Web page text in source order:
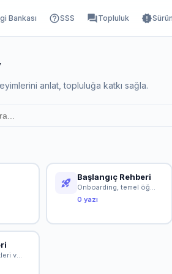
Bankası help_outlineSSS forumTopluluk new_releases
anlat, topluluğa katkı sağla.
rocket_launch
Başlangıç Rehberi
Onboarding, temel öğretici ve ilk adımlar
0 yazı
Yeni özellik istekleri ve topluluk tartışmaları